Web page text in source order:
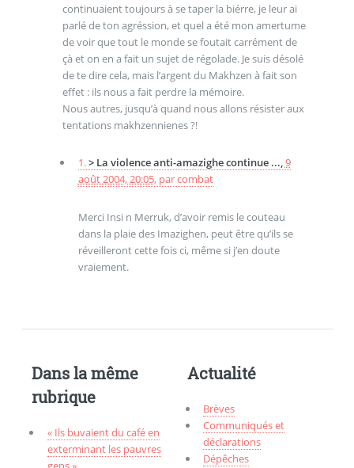
continuaient toujours à se taper la biérre, je leur ai
parlé de ton agréssion, et quel a été mon amertume
de voir que tout le monde se foutait carrément de
çà et on en a fait un sujet de régolade. Je suis désolé
de te dire cela, mais l’argent du Makhzen à fait son
effet : ils nous a fait perdre la mémoire.
Nous autres, jusqu’à quand nous allons résister aux
tentations makhzennienes ?!
1.> La violence anti-amazighe continue ...,9
août 2004, 20:05, parcombat
Merci Insi n Merruk, d’avoir remis le couteau
dans la plaie des Imazighen, peut être qu’ils se
réveilleront cette fois ci, même si j’en doute
vraiement.
Dans la même
rubrique
« Ils buvaient du café en
exterminant les pauvres
Actualité
Brèves
Communiqués et
déclarations
Dépêches